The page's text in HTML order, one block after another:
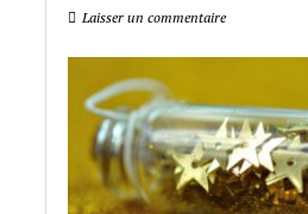
Laisser un commentaire